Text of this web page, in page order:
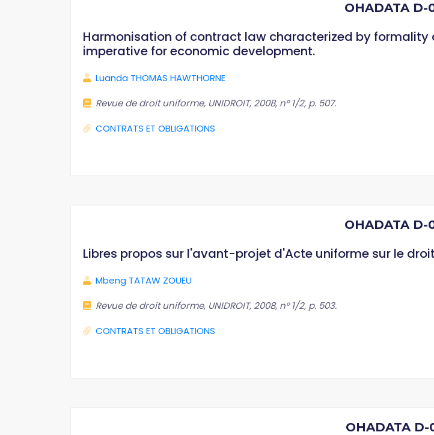
OHADATA D-
Harmonisation of contract law characterized by
imperative for economic development.
Luanda THOMAS HAWTHORNE
Revue de droit uniforme, UNIDROIT, 2008, n° 1/2, p. 507.
CONTRATS ET OBLIGATIONS
OHADATA D-
Libres propos sur l'avant-projet d'Acte uniforme sur le
Mbeng TATAW ZOUEU
Revue de droit uniforme, UNIDROIT, 2008, n° 1/2, p. 503.
CONTRATS ET OBLIGATIONS
OHADATA D-